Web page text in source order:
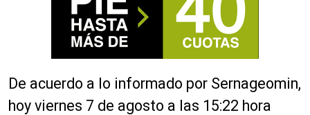
De acuerdo a lo informado por Sernageomin,
hoy viernes 7 de agosto a las 15:22 hora